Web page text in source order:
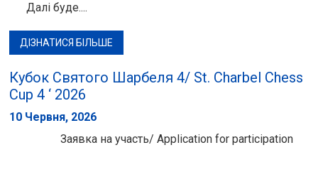
Далі буде....
ДІЗНАТИСЯ БІЛЬШЕ
Кубок Святого Шарбеля 4/ St. Charbel Chess
Cup 4 ‘ 2026
10 Червня, 2026
Заявка на участь/ Application for participation